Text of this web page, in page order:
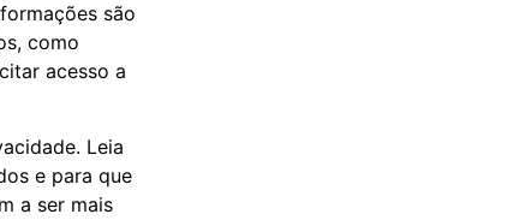
são
como
acesso a
Leia
e para que
a ser mais